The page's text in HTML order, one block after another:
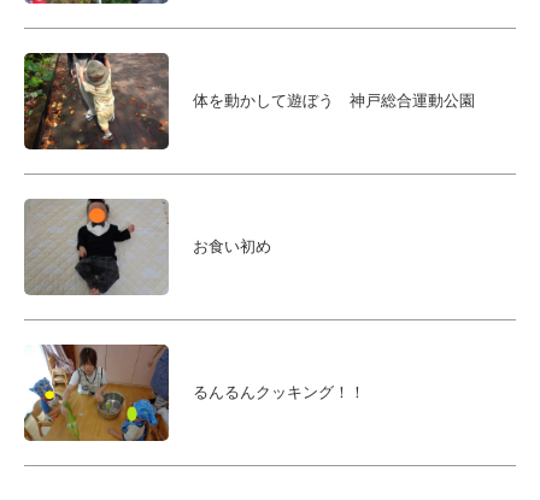
体を動かして遊ぼう 神戸総合運動公園
お食い初め
るんるんクッキング！！